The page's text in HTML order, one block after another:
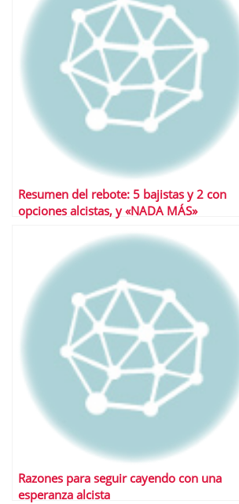
Resumen del rebote: 5 bajistas y 2 con
opciones alcistas, y «NADA MÁS»
Razones para seguir cayendo con una
esperanza alcista